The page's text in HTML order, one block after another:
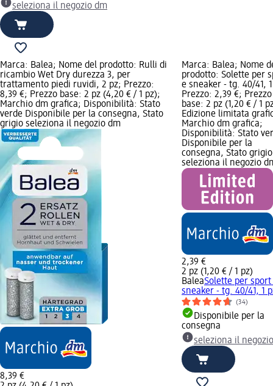
seleziona il negozio dm
Marca: Balea; Nome del prodotto: Rulli di
ricambio Wet Dry durezza 3, per
trattamento piedi ruvidi, 2 pz; Prezzo:
8,39 €; Prezzo base: 2 pz (4,20 € / 1 pz);
Marchio dm grafica; Disponibilità: Stato
verde Disponibile per la consegna, Stato
grigio seleziona il negozio dm
8,39 €
Marca: Balea; Nome
prodotto: Solette per
e sneaker - tg. 40/41,
Prezzo: 2,39 €; Prezzo
base: 2 pz (1,20 € / 1
Edizione limitata
Marchio dm grafica;
Disponibilità: Stato
Disponibile per la
consegna, Stato grigio
seleziona il negozio
2,39 €
2 pz (1,20 € / 1 pz)
BaleaSolette per sport
sneaker - tg. 40/41, 1
(34)
Disponibile per la
consegna
seleziona il